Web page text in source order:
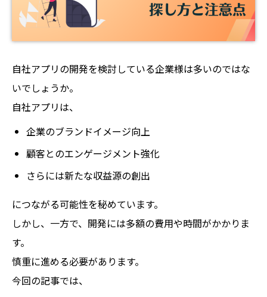
自社アプリの開発を検討している企業様は多いのではな
いでしょうか。
自社アプリは、
企業のブランドイメージ向上
顧客とのエンゲージメント強化
さらには新たな収益源の創出
につながる可能性を秘めています。
しかし、一方で、開発には多額の費用や時間がかかりま
す。
慎重に進める必要があります。
今回の記事では、